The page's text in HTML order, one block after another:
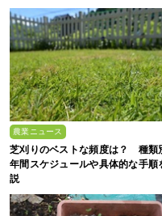
農業ニュース
芝刈りのベストな頻度は？ 種類
年間スケジュールや具体的な手順
説